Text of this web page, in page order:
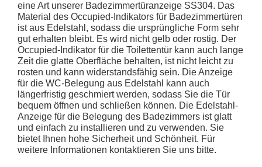
eine Art unserer Badezimmertüranzeige SS304. Das
Material des Occupied-Indikators für Badezimmertüren
ist aus Edelstahl, sodass die ursprüngliche Form sehr
gut erhalten bleibt. Es wird nicht gelb oder rostig. Der
Occupied-Indikator für die Toilettentür kann auch lange
Zeit die glatte Oberfläche behalten, ist nicht leicht zu
rosten und kann widerstandsfähig sein. Die Anzeige
für die WC-Belegung aus Edelstahl kann auch
längerfristig geschmiert werden, sodass Sie die Tür
bequem öffnen und schließen können. Die Edelstahl-
Anzeige für die Belegung des Badezimmers ist glatt
und einfach zu installieren und zu verwenden. Sie
bietet Ihnen hohe Sicherheit und Schönheit. Für
weitere Informationen kontaktieren Sie uns bitte.